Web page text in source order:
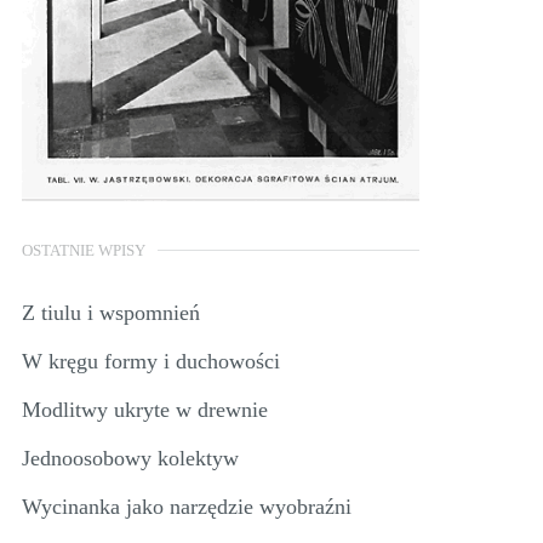
OSTATNIE WPISY
Z tiulu i wspomnień
W kręgu formy i duchowości
Modlitwy ukryte w drewnie
Jednoosobowy kolektyw
Wycinanka jako narzędzie wyobraźni